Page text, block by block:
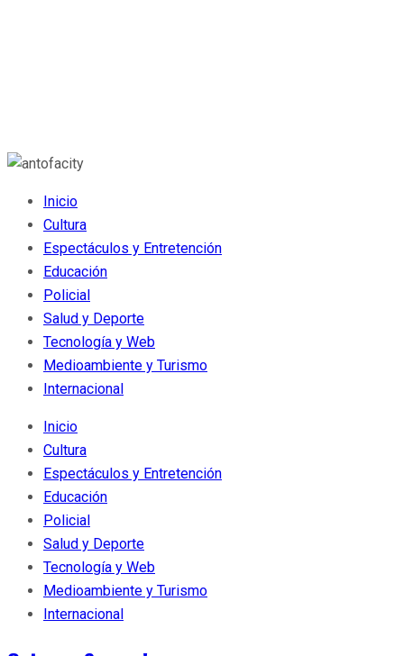
Inicio
Cultura
Espectáculos y Entretención
Educación
Policial
Salud y Deporte
Tecnología y Web
Medioambiente y Turismo
Internacional
Inicio
Cultura
Espectáculos y Entretención
Educación
Policial
Salud y Deporte
Tecnología y Web
Medioambiente y Turismo
Internacional